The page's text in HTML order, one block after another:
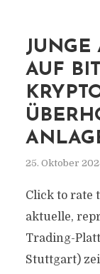
JUNGE
AUF
25. Oktober
Click to rate
aktuelle,
Trading-
Stuttgart)